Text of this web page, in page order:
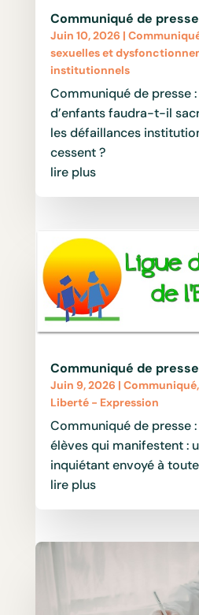
Communiqué de presse
Juin 10, 2026 |
sexuelles et
institutionnels
Communiqué de presse
d’enfants faudra-t-il
les défaillances
cessent ?
lire plus
Communiqué de presse
Juin 9, 2026 | Communiqué,
Liberté - Expression
Communiqué de presse
élèves qui manifestent :
inquiétant envoyé à
lire plus